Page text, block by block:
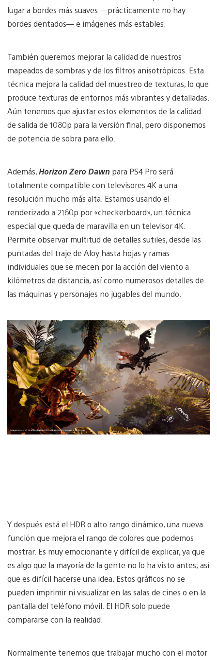
lugar a bordes más suaves —prácticamente no hay
bordes dentados— e imágenes más estables.
También queremos mejorar la calidad de nuestros
mapeados de sombras y de los filtros anisotrópicos. Esta
técnica mejora la calidad del muestreo de texturas, lo que
produce texturas de entornos más vibrantes y detalladas.
Aún tenemos que ajustar estos elementos de la calidad
de salida de 1080p para la versión final, pero disponemos
de potencia de sobra para ello.
Además,Horizon Zero Dawn para PS4 Pro será
totalmente compatible con televisores 4K a una
resolución mucho más alta. Estamos usando el
renderizado a 2160p por «checkerboard», un técnica
especial que queda de maravilla en un televisor 4K.
Permite observar multitud de detalles sutiles, desde las
puntadas del traje de Aloy hasta hojas y ramas
individuales que se mecen por la acción del viento a
kilómetros de distancia, así como numerosos detalles de
las máquinas y personajes no jugables del mundo.
Y después está el HDR o alto rango dinámico, una nueva
función que mejora el rango de colores que podemos
mostrar. Es muy emocionante y difícil de explicar, ya que
es algo que la mayoría de la gente no lo ha visto antes; así
que es difícil hacerse una idea. Estos gráficos no se
pueden imprimir ni visualizar en las salas de cines o en la
pantalla del teléfono móvil. El HDR solo puede
compararse con la realidad.
Normalmente tenemos que trabajar mucho con el motor